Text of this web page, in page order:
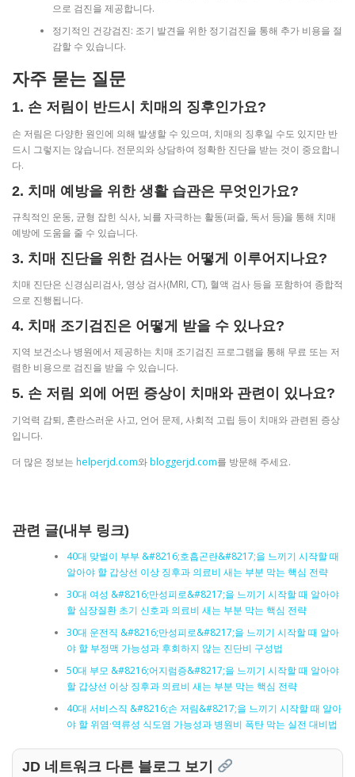
으로 검진을 제공합니다.
정기적인 건강검진: 조기 발견을 위한 정기검진을 통해 추가 비용을 절
감할 수 있습니다.
자주 묻는 질문
1. 손 저림이 반드시 치매의 징후인가요?
손 저림은 다양한 원인에 의해 발생할 수 있으며, 치매의 징후일 수도 있지만 반
드시 그렇지는 않습니다. 전문의와 상담하여 정확한 진단을 받는 것이 중요합니
다.
2. 치매 예방을 위한 생활 습관은 무엇인가요?
규칙적인 운동, 균형 잡힌 식사, 뇌를 자극하는 활동(퍼즐, 독서 등)을 통해 치매
예방에 도움을 줄 수 있습니다.
3. 치매 진단을 위한 검사는 어떻게 이루어지나요?
치매 진단은 신경심리검사, 영상 검사(MRI, CT), 혈액 검사 등을 포함하여 종합적
으로 진행됩니다.
4. 치매 조기검진은 어떻게 받을 수 있나요?
지역 보건소나 병원에서 제공하는 치매 조기검진 프로그램을 통해 무료 또는 저
렴한 비용으로 검진을 받을 수 있습니다.
5. 손 저림 외에 어떤 증상이 치매와 관련이 있나요?
기억력 감퇴, 혼란스러운 사고, 언어 문제, 사회적 고립 등이 치매와 관련된 증상
입니다.
더 많은 정보는 helperjd.com와bloggerjd.com를 방문해 주세요.
관련 글(내부 링크)
40대 맞벌이 부부 &#8216;호흡곤란&#8217;을 느끼기 시작할 때
알아야 할 갑상선 이상 징후과 의료비 새는 부분 막는 핵심 전략
30대 여성 &#8216;만성피로&#8217;을 느끼기 시작할 때 알아야
할 심장질환 초기 신호과 의료비 새는 부분 막는 핵심 전략
30대 운전직 &#8216;만성피로&#8217;을 느끼기 시작할 때 알아
야 할 부정맥 가능성과 후회하지 않는 진단비 구성법
50대 부모 &#8216;어지럼증&#8217;을 느끼기 시작할 때 알아야
할 갑상선 이상 징후과 의료비 새는 부분 막는 핵심 전략
40대 서비스직 &#8216;손 저림&#8217;을 느끼기 시작할 때 알아
야 할 위염·역류성 식도염 가능성과 병원비 폭탄 막는 실전 대비법
JD 네트워크 다른 블로그 보기